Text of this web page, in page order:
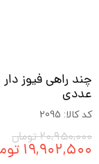
عددی
کد کالا: 2095
۲۰,۹۵۰,۰۰۰ تومان
۱۹,۹۰۲,۵۰۰ تومان